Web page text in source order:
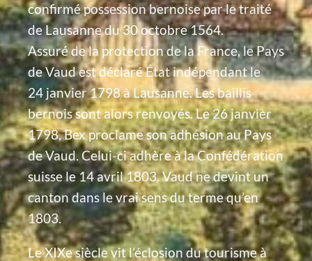
confirmé possession bernoise par le traité
de Lausanne du 30 octobre 1564.
Assuré de la protection de la France, le Pays
de Vaud est déclaré État indépendant le
24 janvier 1798 à Lausanne. Les baillis
bernois sont alors renvoyés. Le 26 janvier
1798, Bex proclame son adhésion au Pays
de Vaud. Celui-ci adhère à la Confédération
suisse le 14 avril 1803. Vaud ne devint un
canton dans le vrai sens du terme qu’en
1803.
Le XIXe siècle vit l’éclosion du tourisme à